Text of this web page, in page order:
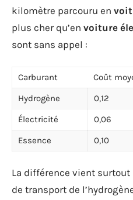
kilomètre parcouru en
plus cher qu’en voiture
sont sans appel :
Carburant
Coût
Hydrogène
0,12
Électricité
0,06
Essence
0,10
La différence vient
de transport de